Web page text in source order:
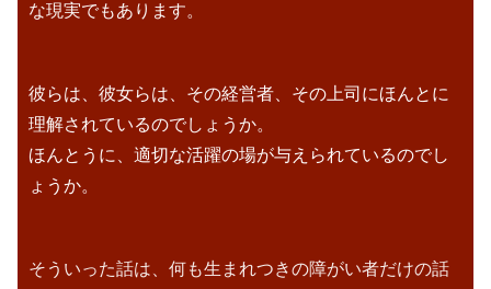
な現実でもあります。
彼らは、彼女らは、その経営者、その上司にほんとに
理解されているのでしょうか。
ほんとうに、適切な活躍の場が与えられているのでし
ょうか。
そういった話は、何も生まれつきの障がい者だけの話